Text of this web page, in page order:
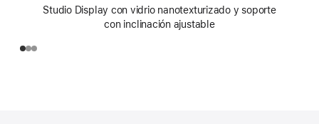
Studio Display con vidrio nanotexturizado y soporte
con inclinación ajustable